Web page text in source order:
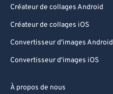
Créateur de collages Android
Créateur de collages iOS
Convertisseur d'images Android
Convertisseur d'images iOS
À propos de nous